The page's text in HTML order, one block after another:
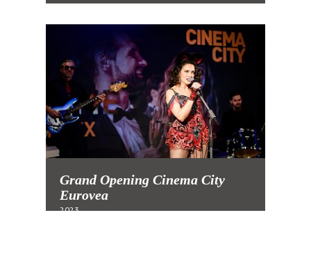
Grand Opening Cinema City
Eurovea
2023